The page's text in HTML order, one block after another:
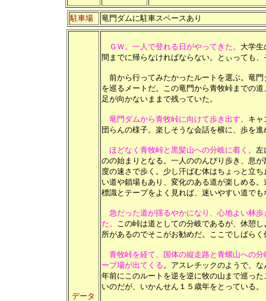
駐車場 竜門ダムに駐車スペースあり
データ
ＧＷ。一人で登れる日がやってきた。 大学生
間までに帰らなければならない。とぃっても
前から行ってみたかったルートを選ぶ。竜
を巡るメートだ。この竜門から青牧峠までの
足が向かないままで残っていた。
竜門ダムから青牧峠に向けて歩き出す。 キャ
団らんの様子。楽しそうな会話を横に、歩を進
ほどなく青牧峠と黒髪山への分岐に着く。 左
のの始まりとなる。一人ののんびり歩き、息
度の速さで歩く。少し汗ばむ体はちょっと立
い道や鎖場もあり、変化のある道が楽しめる
標識とテープをよく見れば、迷いやすい道でも
急だった道が揺るやかになり、心地よい林
た。 この峠は道としての分岐であるが、休憩
所があるのでそこがお勧めだ。ここでしばら
青牧峠を経て、国体の縦走路と青螺山への
ープ場が出てくる。アスレチックのようで、
年前にこのルートを逆を逆に牧の山まで巡っ
いのだが、いかんせん１５歳年をとっている